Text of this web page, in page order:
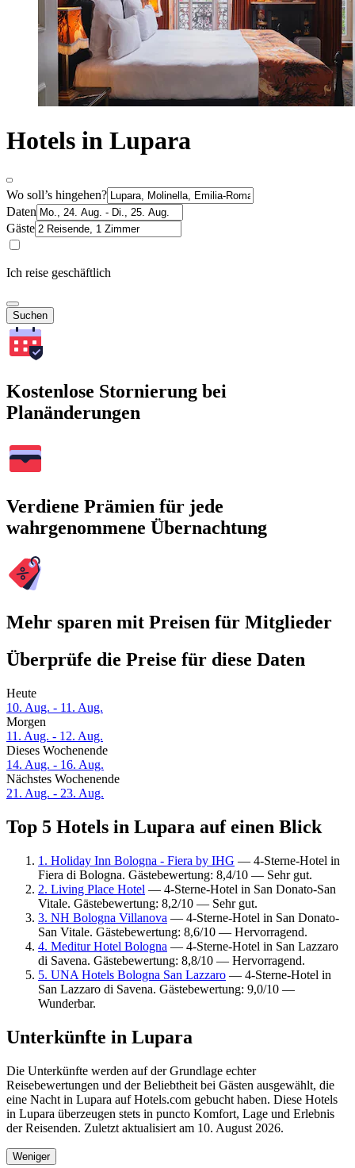
Hotels in Lupara
Wo soll’s hingehen?
Daten
Gäste
Ich reise geschäftlich
Suchen
Kostenlose Stornierung bei
Planänderungen
Verdiene Prämien für jede
wahrgenommene Übernachtung
Mehr sparen mit Preisen für Mitglieder
Überprüfe die Preise für diese Daten
Heute
10. Aug. - 11. Aug.
Morgen
11. Aug. - 12. Aug.
Dieses Wochenende
14. Aug. - 16. Aug.
Nächstes Wochenende
21. Aug. - 23. Aug.
Top 5 Hotels in Lupara auf einen Blick
1. Holiday Inn Bologna - Fiera by IHG — 4-Sterne-Hotel in
Fiera di Bologna. Gästebewertung: 8,4/10 — Sehr gut.
2. Living Place Hotel — 4-Sterne-Hotel in San Donato-San
Vitale. Gästebewertung: 8,2/10 — Sehr gut.
3. NH Bologna Villanova — 4-Sterne-Hotel in San Donato-
San Vitale. Gästebewertung: 8,6/10 — Hervorragend.
4. Meditur Hotel Bologna — 4-Sterne-Hotel in San Lazzaro
di Savena. Gästebewertung: 8,8/10 — Hervorragend.
5. UNA Hotels Bologna San Lazzaro — 4-Sterne-Hotel in
San Lazzaro di Savena. Gästebewertung: 9,0/10 —
Wunderbar.
Unterkünfte in Lupara
Die Unterkünfte werden auf der Grundlage echter
Reisebewertungen und der Beliebtheit bei Gästen ausgewählt, die
eine Nacht in Lupara auf Hotels.com gebucht haben. Diese Hotels
in Lupara überzeugen stets in puncto Komfort, Lage und Erlebnis
der Reisenden. Zuletzt aktualisiert am 10. August 2026.
Weniger